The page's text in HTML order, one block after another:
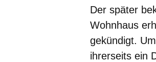
Der später
Wohnhaus
gekündigt.
ihrerseits ein